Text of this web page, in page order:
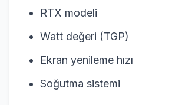
RTX modeli
Watt değeri (TGP)
Ekran yenileme hızı
Soğutma sistemi